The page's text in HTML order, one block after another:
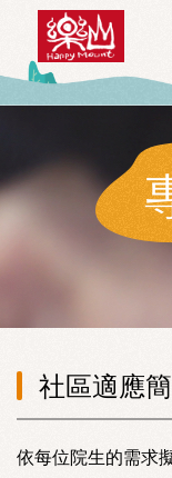
移至主內容
社區適應
依每位院生的需求